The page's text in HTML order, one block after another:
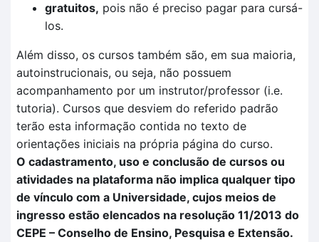
gratuitos, pois não é preciso pagar para cursá-
los.
Além disso, os cursos também são, em sua maioria,
autoinstrucionais, ou seja, não possuem
acompanhamento por um instrutor/professor (i.e.
tutoria). Cursos que desviem do referido padrão
terão esta informação contida no texto de
orientações iniciais na própria página do curso.
O cadastramento, uso e conclusão de cursos ou
atividades na plataforma não implica qualquer tipo
de vínculo com a Universidade, cujos meios de
ingresso estão elencados na resolução 11/2013 do
CEPE – Conselho de Ensino, Pesquisa e Extensão.